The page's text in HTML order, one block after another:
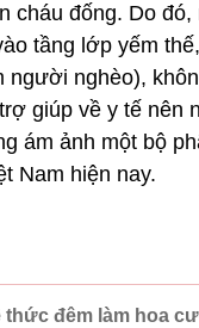
cháu đống. Do
tầng lớp yếm
người nghèo),
giúp về y tế nên
ám ảnh một bộ
Nam hiện nay.
thức đêm làm hoa